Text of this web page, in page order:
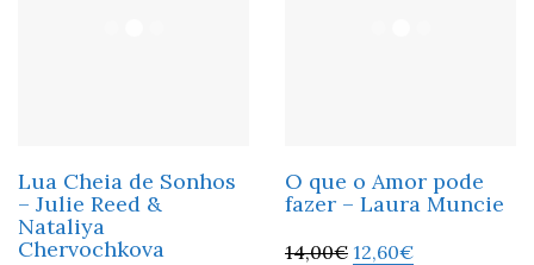
Lua Cheia de Sonhos
– Julie Reed &
Nataliya
Chervochkova
O que o Amor pode
fazer – Laura Muncie
14,00€ 12,60€